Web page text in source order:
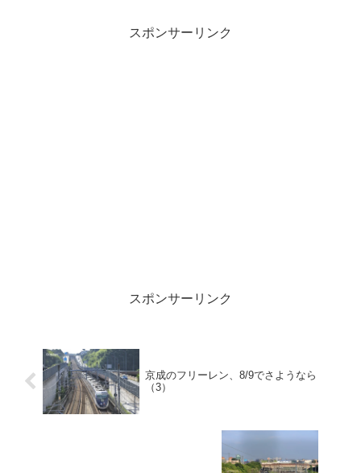
すが（おいおい）。
スポンサーリンク
スポンサーリンク
京成のフリーレン、8/9でさようなら
（3）